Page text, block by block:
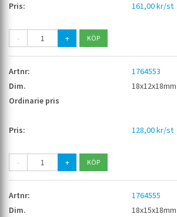
161,00 kr/st
- +
1764553
18x12x18mm
128,00 kr/st
- +
1764555
18x15x18mm